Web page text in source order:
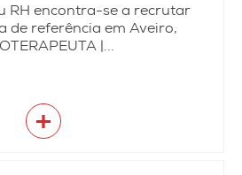
RH encontra-se a recrutar
de referência em Aveiro,
|...
+